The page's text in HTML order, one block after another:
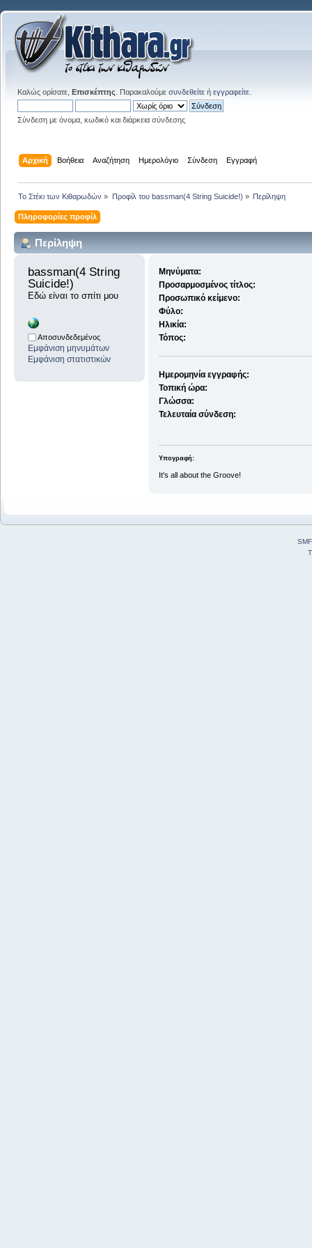
Καλώς ορίσατε, Επισκέπτης . Παρακαλούμε συνδεθείτε ή εγγραφείτε
Σύνδεση με όνομα, κωδικό και διάρκεια σύνδεσης
Αρχική Βοήθεια Αναζήτηση Ημερολόγιο Σύνδεση Εγγραφή
Το Στέκι των Κιθαρωδών » Προφίλ του bassman(4 String Suicide!) » Περίληψη
Πληροφορίες προφίλ
Περίληψη
bassman(4 String
Suicide!)
Εδώ είναι το σπίτι μου
Αποσυνδεδεμένος
Εμφάνιση μηνυμάτων
Εμφάνιση στατιστικών
Μηνύματα:
Προσαρμοσμένος τίτλος:
Προσωπικό κείμενο:
Φύλο:
Ηλικία:
Τόπος:
Ημερομηνία εγγραφής:
Τοπική ώρα:
Γλώσσα:
Τελευταία σύνδεση:
Υπογραφή:
It's all about the Groove!